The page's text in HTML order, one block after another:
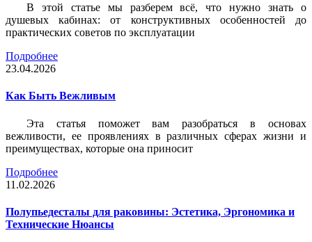
В этой статье мы разберем всё, что нужно знать о
душевых кабинах: от конструктивных особенностей до
практических советов по эксплуатации
Подробнее
23.04.2026
Как Быть Вежливым
Эта статья поможет вам разобраться в основах
вежливости, ее проявлениях в различных сферах жизни и
преимуществах, которые она приносит
Подробнее
11.02.2026
Полупьедесталы для раковины: Эстетика, Эргономика и
Технические Нюансы